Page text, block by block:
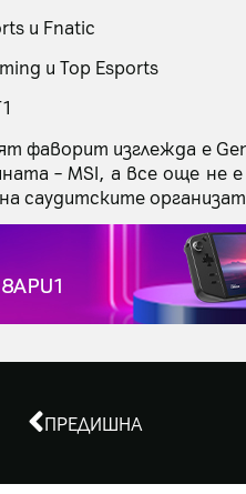
и Fnatic
и Top Esports
фаворит изглежда е
– MSI, а все още не
саудитските
ПРЕДИШНА